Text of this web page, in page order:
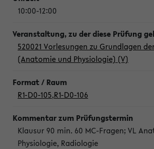
10:00-12:00
520021 Vorlesungen zu Grundlagen
(Anatomie und Physiologie) (V)
R1-D0-105,R1-D0-106
Klausur 90 min. 60 MC-Fragen; VL
Physiologie, Radiologie